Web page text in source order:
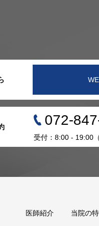
072-
受付：8:00 - 19:00
医師紹介 当院の